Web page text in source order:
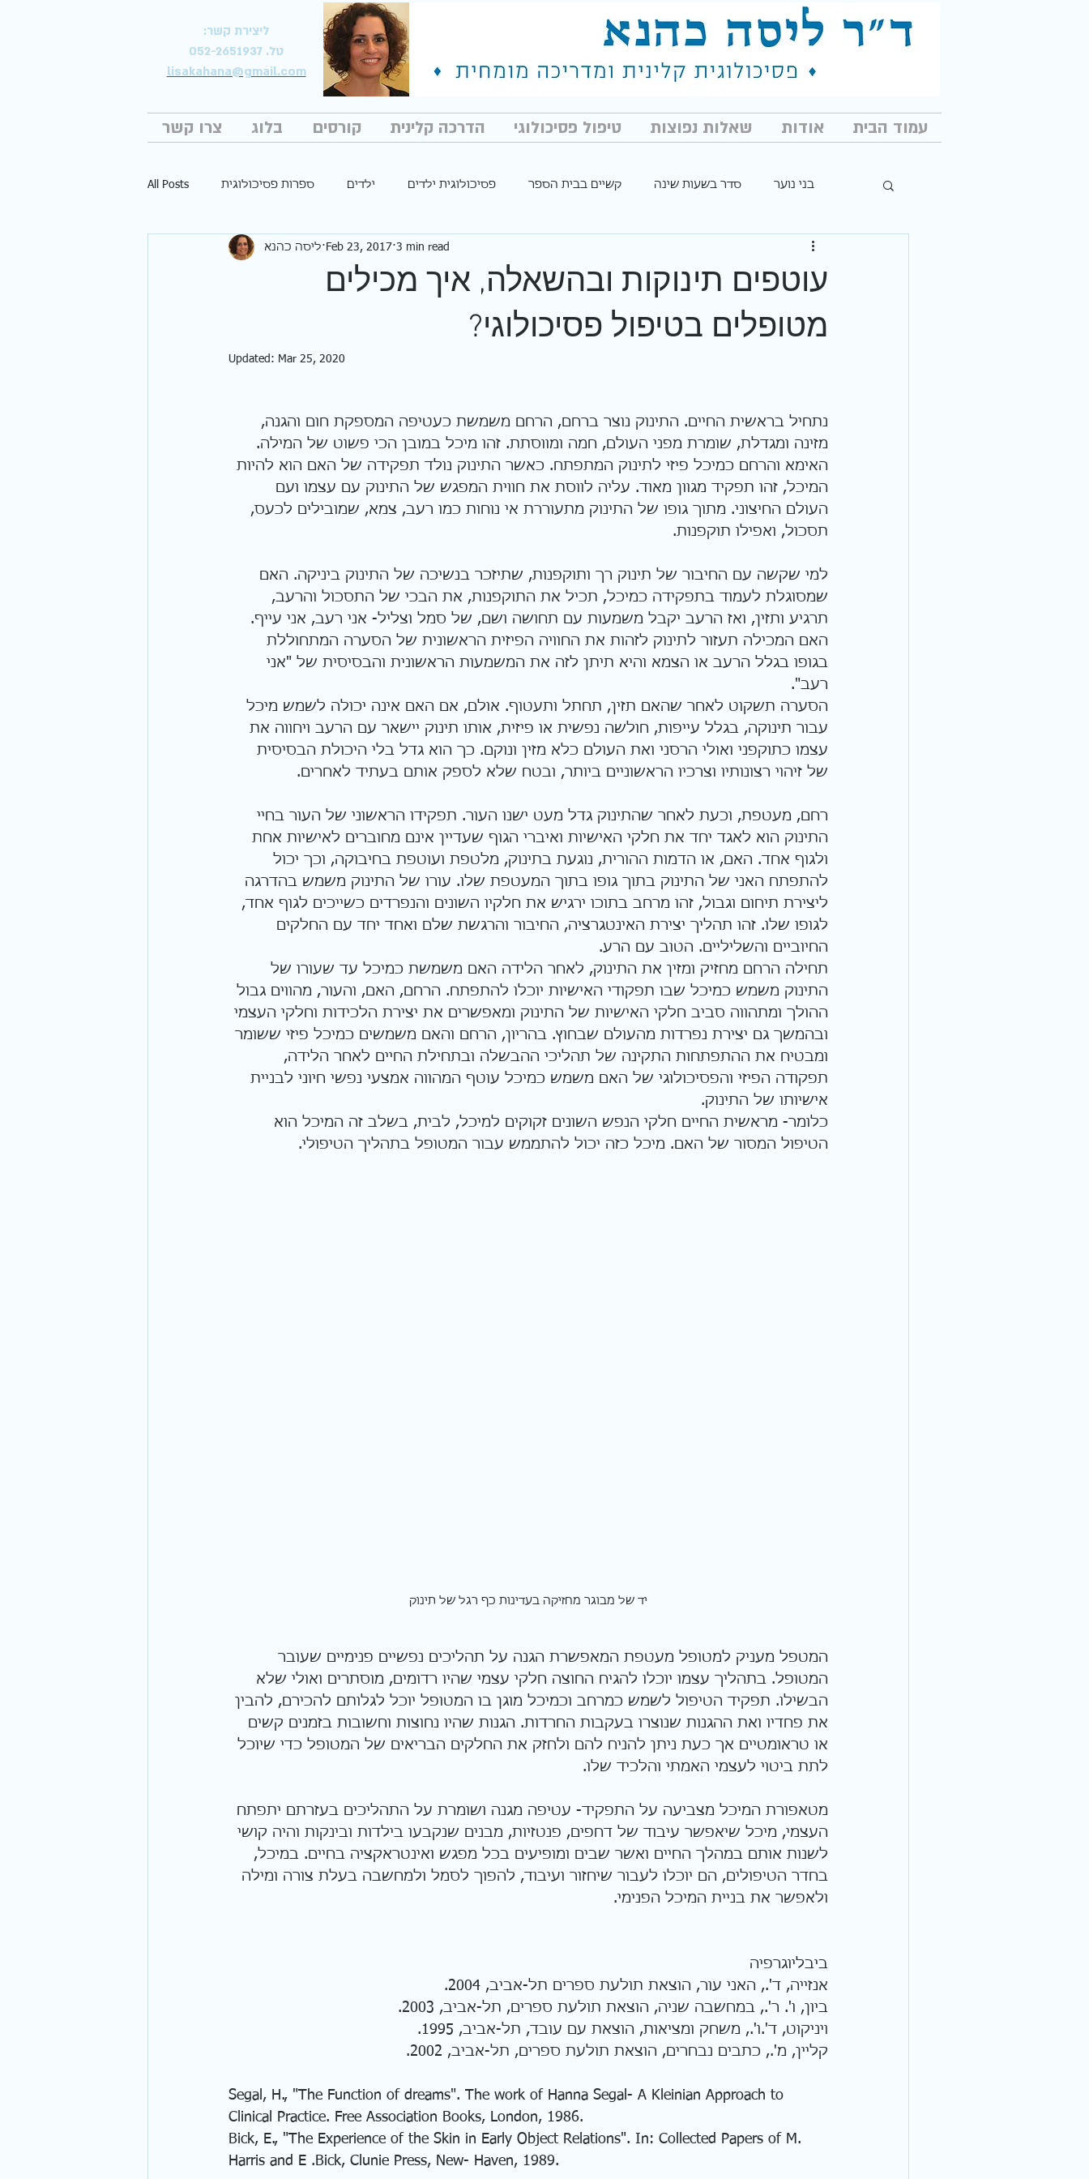
ליצירת קשר:
טל. 052-2651937
lisakahana@gmail.com
All Posts ספרות פסיכולוגית ילדים פסיכולוגית ילדים קשיים בבית הספר סדר בשעות שינה בני נוער
סמכות הורית טראומה
עוטפים תינוקות ובהשאלה, איך מכילים
מטופלים בטיפול פסיכולוגי?
ליסה כהנא Feb 23, 2017 3 min read
Updated: Mar 25, 2020
נתחיל בראשית החיים. התינוק נוצר ברחם, הרחם משמשת כעטיפה המספקת חום והגנה,
מזינה ומגדלת, שומרת מפני העולם, חמה ומווסתת. זהו מיכל במובן הכי פשוט של המילה.
האימא והרחם כמיכל פיזי לתינוק המתפתח. כאשר התינוק נולד תפקידה של האם הוא להיות
המיכל, זהו תפקיד מגוון מאוד. עליה לווסת את חווית המפגש של התינוק עם עצמו ועם
העולם החיצוני. מתוך גופו של התינוק מתעוררת אי נוחות כמו רעב, צמא, שמובילים לכעס,
תסכול, ואפילו תוקפנות.
למי שקשה עם החיבור של תינוק רך ותוקפנות, שתיזכר בנשיכה של התינוק ביניקה. האם
שמסוגלת לעמוד בתפקידה כמיכל, תכיל את התוקפנות, את הבכי של התסכול והרעב,
תרגיע ותזין, ואז הרעב יקבל משמעות עם תחושה ושם, של סמל וצליל- אני רעב, אני עייף.
האם המכילה תעזור לתינוק לזהות את החוויה הפיזית הראשונית של הסערה המתחוללת
בגופו בגלל הרעב או הצמא והיא תיתן לזה את המשמעות הראשונית והבסיסית של "אני
רעב".
הסערה תשקוט לאחר שהאם תזין, תחתל ותעטוף. אולם, אם האם אינה יכולה לשמש מיכל
עבור תינוקה, בגלל עייפות, חולשה נפשית או פיזית, אותו תינוק יישאר עם הרעב ויחווה את
עצמו כתוקפני ואולי הרסני ואת העולם כלא מזין ונוקם. כך הוא גדל בלי היכולת הבסיסית
של זיהוי רצונותיו וצרכיו הראשוניים ביותר, ובטח שלא לספק אותם בעתיד לאחרים.
רחם, מעטפת, וכעת לאחר שהתינוק גדל מעט ישנו העור. תפקידו הראשוני של העור בחיי
התינוק הוא לאגד יחד את חלקי האישיות ואיברי הגוף שעדיין אינם מחוברים לאישיות אחת
ולגוף אחד. האם, או הדמות ההורית, נוגעת בתינוק, מלטפת ועוטפת בחיבוקה, וכך יכול
להתפתח האני של התינוק בתוך גופו בתוך המעטפת שלו. עורו של התינוק משמש בהדרגה
ליצירת תיחום וגבול, זהו מרחב בתוכו ירגיש את חלקיו השונים והנפרדים כשייכים לגוף אחד,
לגופו שלו. זהו תהליך יצירת האינטגרציה, החיבור והרגשת שלם ואחד יחד עם החלקים
החיוביים והשליליים. הטוב עם הרע.
תחילה הרחם מחזיק ומזין את התינוק, לאחר הלידה האם משמשת כמיכל עד שעורו של
התינוק משמש כמיכל שבו תפקודי האישיות יוכלו להתפתח. הרחם, האם, והעור, מהווים גבול
ההולך ומתהווה סביב חלקי האישיות של התינוק ומאפשרים את יצירת הלכידות וחלקי העצמי
ובהמשך גם יצירת נפרדות מהעולם שבחוץ. בהריון, הרחם והאם משמשים כמיכל פיזי ששומר
ומבטיח את ההתפתחות התקינה של תהליכי ההבשלה ובתחילת החיים לאחר הלידה,
תפקודה הפיזי והפסיכולוגי של האם משמש כמיכל עוטף המהווה אמצעי נפשי חיוני לבניית
אישיותו של התינוק.
כלומר- מראשית החיים חלקי הנפש השונים זקוקים למיכל, לבית, בשלב זה המיכל הוא
הטיפול המסור של האם. מיכל כזה יכול להתממש עבור המטופל בתהליך הטיפולי.
יד של מבוגר מחזיקה בעדינות כף רגל של תינוק
המטפל מעניק למטופל מעטפת המאפשרת הגנה על תהליכים נפשיים פנימיים שעובר
המטופל. בתהליך עצמו יוכלו להגיח החוצה חלקי עצמי שהיו רדומים, מוסתרים ואולי שלא
הבשילו. תפקיד הטיפול לשמש כמרחב וכמיכל מוגן בו המטופל יוכל לגלותם להכירם, להבין
את פחדיו ואת ההגנות שנוצרו בעקבות החרדות. הגנות שהיו נחוצות וחשובות בזמנים קשים
או טראומטיים אך כעת ניתן להניח להם ולחזק את החלקים הבריאים של המטופל כדי שיוכל
לתת ביטוי לעצמי האמתי והלכיד שלו.
מטאפורת המיכל מצביעה על התפקיד- עטיפה מגנה ושומרת על התהליכים בעזרתם יתפתח
העצמי, מיכל שיאפשר עיבוד של דחפים, פנטזיות, מבנים שנקבעו בילדות ובינקות והיה קושי
לשנות אותם במהלך החיים ואשר שבים ומופיעים בכל מפגש ואינטראקציה בחיים. במיכל,
בחדר הטיפולים, הם יוכלו לעבור שיחזור ועיבוד, להפוך לסמל ולמחשבה בעלת צורה ומילה
ולאפשר את בניית המיכל הפנימי.
ביבליוגרפיה
אנזייה, ד'., האני עור, הוצאת תולעת ספרים תל-אביב, 2004.
ביון, ו'. ר'., במחשבה שניה, הוצאת תולעת ספרים, תל-אביב, 2003.
ויניקוט, ד'.ו'., משחק ומציאות, הוצאת עם עובד, תל-אביב, 1995.
קליין, מ'., כתבים נבחרים, הוצאת תולעת ספרים, תל-אביב, 2002.
Segal, H., "The Function of dreams". The work of Hanna Segal- A Kleinian Approach to
Clinical Practice. Free Association Books, London, 1986.
Bick, E., "The Experience of the Skin in Early Object Relations". In: Collected Papers of M.
Harris and E .Bick, Clunie Press, New- Haven, 1989.
צרו קשר בלוג קורסים הדרכה קלינית טיפול פסיכולוגי שאלות נפוצות אודות עמוד הבית